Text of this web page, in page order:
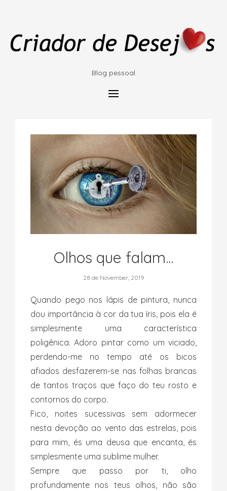
Blog pessoal
Olhos que falam...
28 de November, 2019
Quando pego nos lápis de pintura, nunca
dou importância à cor da tua íris, pois ela é
simplesmente uma característica
poligênica. Adoro pintar como um viciado,
perdendo-me no tempo até os bicos
afiados desfazerem-se nas folhas brancas
de tantos traços que faço do teu rosto e
contornos do corpo.
Fico, noites sucessivas sem adormecer
nesta devoção ao vento das estrelas, pois
para mim, és uma deusa que encanta, és
simplesmente uma sublime mulher.
Sempre que passo por ti, olho
profundamente nos teus olhos, não são